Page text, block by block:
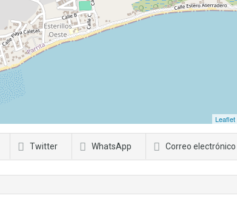
Leaflet
Twitter WhatsApp Correo electrónico